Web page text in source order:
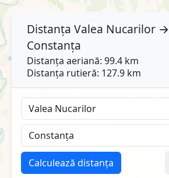
Distanța Valea Nucarilor →
Constanța
Distanța aeriană: 99.4 km
Distanța rutieră: 127.9 km
Calculează distanța